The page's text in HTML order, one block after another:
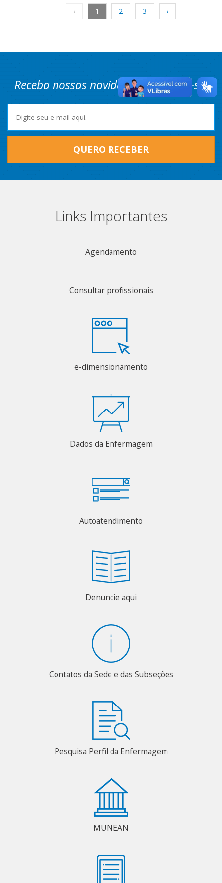
‹ 1 2 3 ›
Receba nossas novidades! Cadastre-se.
QUERO RECEBER
Links Importantes
Agendamento
Consultar profissionais
e-dimensionamento
Dados da Enfermagem
Autoatendimento
Denuncie aqui
Contatos da Sede e das Subseções
Pesquisa Perfil da Enfermagem
MUNEAN